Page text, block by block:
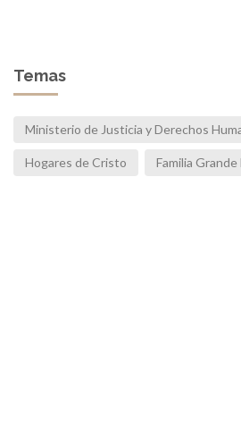
Temas
Ministerio de Justicia y Derechos
Hogares de Cristo Familia